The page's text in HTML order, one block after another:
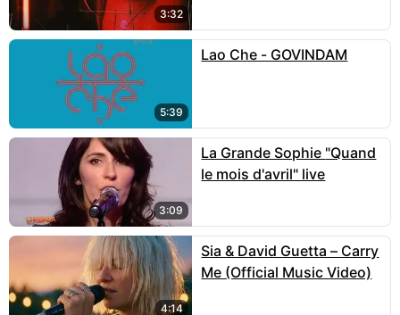
3:32
5:39
Lao Che - GOVINDAM
3:09
La Grande Sophie "Quand
le mois d'avril" live
4:14
Sia & David Guetta – Carry
Me (Official Music Video)